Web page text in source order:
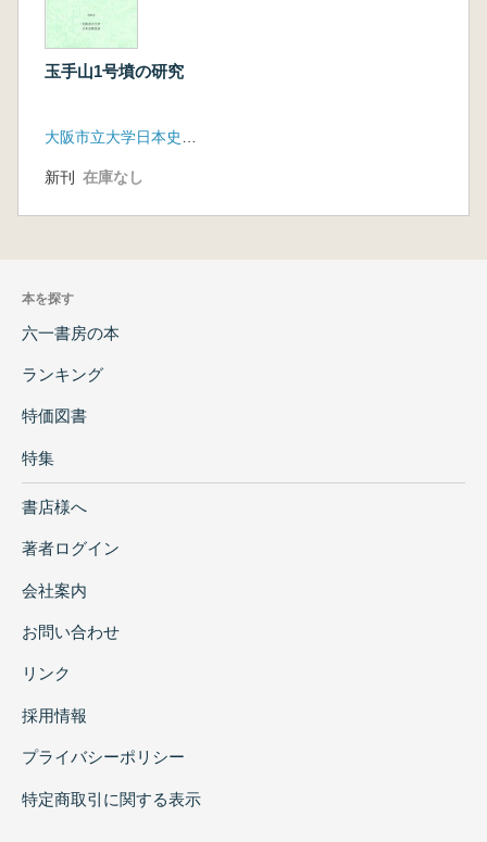
玉手山1号墳の研究
新刊 在庫なし
本を探す
六一書房の本
ランキング
特価図書
特集
書店様へ
著者ログイン
会社案内
お問い合わせ
リンク
採用情報
プライバシーポリシー
特定商取引に関する表示